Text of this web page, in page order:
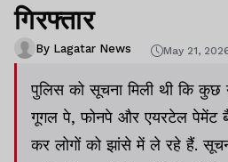
गिरफ्तार
By Lagatar News May 21,
पुलिस को सूचना मिली थी कि कुछ
गूगल पे, फोनपे और एयरटेल पेमेंट
कर लोगों को झांसे में ले रहे हैं.